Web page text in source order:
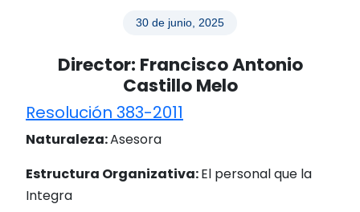
30 de junio, 2025
Director: Francisco Antonio
Castillo Melo
Resolución 383-2011
Naturaleza:Asesora
Estructura Organizativa:El personal que la
Integra